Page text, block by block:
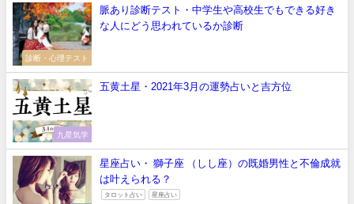
診断・心理テスト
脈あり診断テスト・中学生や高校生でもできる好き
な人にどう思われているか診断
九星気学
五黄土星・2021年3月の運勢占いと吉方位
星座占い・ 獅子座 （しし座）の既婚男性と不倫成就
は叶えられる？
タロット占い 星座占い